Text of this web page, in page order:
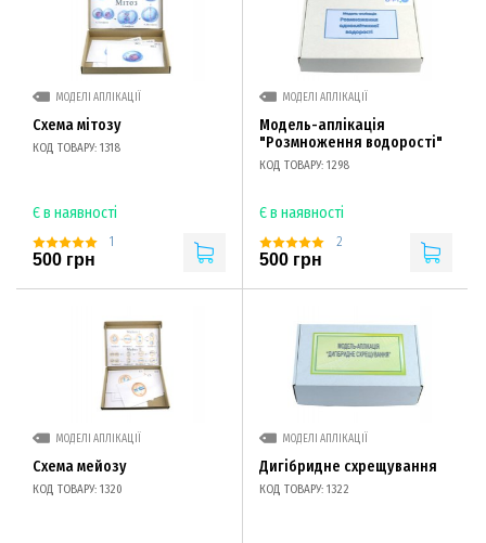
МОДЕЛІ АПЛІКАЦІЇ
Схема мітозу
КОД ТОВАРУ: 1318
Є в наявності
1
500 грн
МОДЕЛІ АПЛІКАЦІЇ
Модель-аплікація
"Розмноження водорості"
КОД ТОВАРУ: 1298
Є в наявності
2
500 грн
МОДЕЛІ АПЛІКАЦІЇ
Схема мейозу
КОД ТОВАРУ: 1320
МОДЕЛІ АПЛІКАЦІЇ
Дигібридне схрещування
КОД ТОВАРУ: 1322